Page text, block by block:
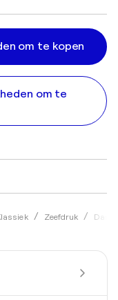
Zeefdruk Dan
om te kopen
om te